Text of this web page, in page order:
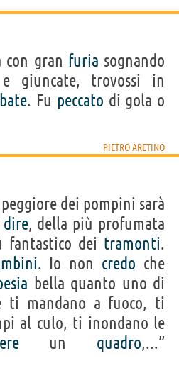
con gran furia sognando
giuncate, trovossi in
. Fu peccato di gola o
PIETRO ARETINO
dei pompini sarà
dire, della più profumata
fantastico dei tramonti.
. Io non credo che
bella quanto uno di
ti mandano a fuoco, ti
al culo, ti inondano le
un quadro,...”